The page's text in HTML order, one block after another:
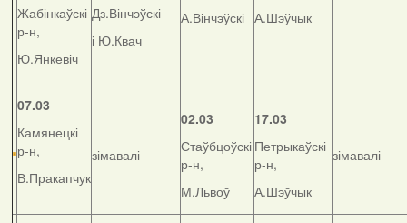
Жабінкаўскі
р-н,
Ю.Янкевіч
Дз.Вінчэўскі
і Ю.Квач
А.Вінчэўскі А.Шэўчык
07.03
Камянецкі
р-н,
В.Пракапчук
зімавалі
02.03
Стаўбцоўскі
р-н,
М.Львоў
17.03
Петрыкаўскі
р-н,
А.Шэўчык
зімавалі